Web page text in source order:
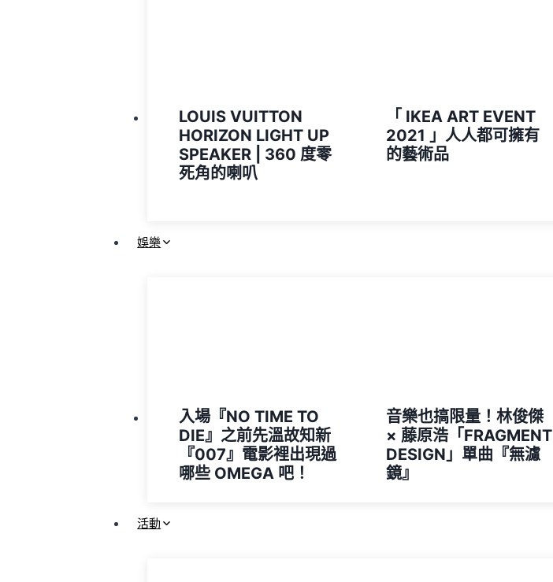
LOUIS VUITTON
HORIZON LIGHT UP
SPEAKER | 360 度零
死角的喇叭
「 IKEA ART EVENT
2021 」人人都可擁有
的藝術品
娛樂
入場『NO TIME TO
DIE』之前先溫故知新
『007』電影裡出現過
哪些 OMEGA 吧！
音樂也搞限量！林俊傑
× 藤原浩「FRAGMENT
DESIGN」單曲『無濾
鏡』
活動